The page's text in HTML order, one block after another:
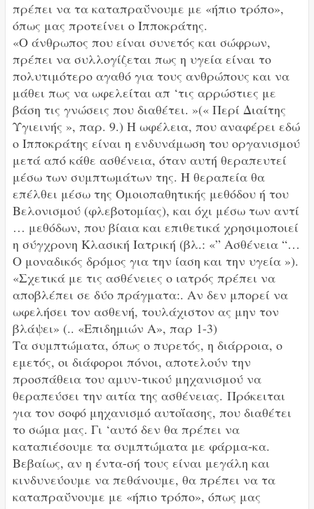
πρέπει να τα καταπραΰνουμε με «ήπιο τρόπο»,
όπως μας προτείνει ο Ιπποκράτης.
«Ο άνθρωπος που είναι συνετός και σώφρων,
πρέπει να συλλογίζεται πως η υγεία είναι το
πολυτιμότερο αγαθό για τους ανθρώπους και να
μάθει πως να ωφελείται απ ‘τις αρρώστιες με
βάση τις γνώσεις που διαθέτει. »(« Περί Διαίτης
Υγιεινής », παρ. 9.) Η ωφέλεια, που αναφέρει εδώ
ο Ιπποκράτης είναι η ενδυνάμωση του οργανισμού
μετά από κάθε ασθένεια, όταν αυτή θεραπευτεί
μέσω των συμπτωμάτων της. Η θεραπεία θα
επέλθει μέσω της Ομοιοπαθητικής μεθόδου ή του
Βελονισμού (φλεβοτομίας), και όχι μέσω των αντί
… μεθόδων, που βίαια και επιθετικά χρησιμοποιεί
η σύγχρονη Κλασική Ιατρική (βλ.: «” Ασθένεια “…
Ο μοναδικός δρόμος για την ίαση και την υγεία »).
«Σχετικά με τις ασθένειες ο ιατρός πρέπει να
αποβλέπει σε δύο πράγματα:. Αν δεν μπορεί να
ωφελήσει τον ασθενή, τουλάχιστον ας μην τον
βλάψει» (.. «Επιδημιών Α», παρ 1-3)
Τα συμπτώματα, όπως ο πυρετός, η διάρροια, ο
εμετός, οι διάφοροι πόνοι, αποτελούν την
προσπάθεια του αμυν-τικού μηχανισμού να
θεραπεύσει την αιτία της ασθένειας. Πρόκειται
για τον σοφό μηχανισμό αυτοΐασης, που διαθέτει
το σώμα μας. Γι ‘αυτό δεν θα πρέπει να
καταπιέσουμε τα συμπτώματα με φάρμα-κα.
Βεβαίως, αν η έντα-σή τους είναι μεγάλη και
κινδυνεύουμε να πεθάνουμε, θα πρέπει να τα
καταπραΰνουμε με «ήπιο τρόπο», όπως μας